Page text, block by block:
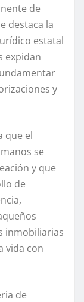
de
destaca la
estatal
expidan
y
que el
se
y que
de
inmobiliarias
vida con
de